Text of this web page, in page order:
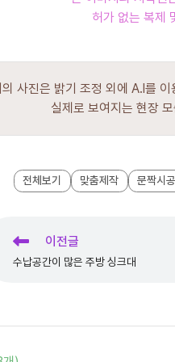
허가 없는 복제
사진은 밝기 조정 외에 A.I를
실제로 보여지는 현장
전체보기 맞춤제작 문짝시공
Read
more
이전글
수납공간이 많은 주방 싱크대